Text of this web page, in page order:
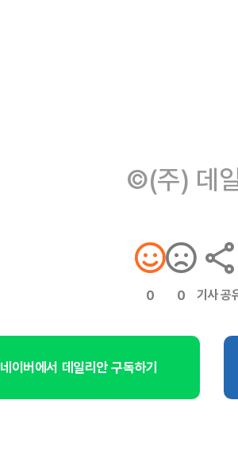
©(주) 데
0 0 기사 공
네이버에서 데일리안 구독하기